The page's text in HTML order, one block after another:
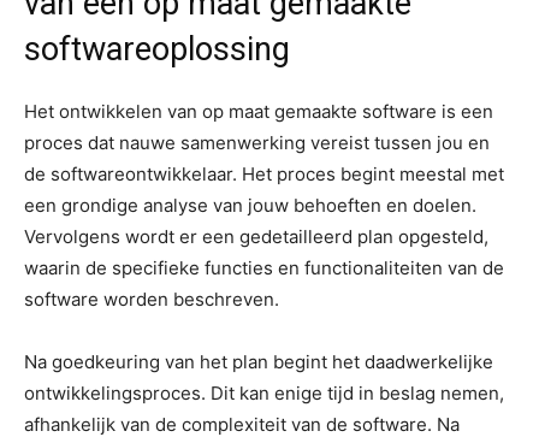
softwareoplossing
Het ontwikkelen van op maat gemaakte software is een
proces dat nauwe samenwerking vereist tussen jou en
de softwareontwikkelaar. Het proces begint meestal met
een grondige analyse van jouw behoeften en doelen.
Vervolgens wordt er een gedetailleerd plan opgesteld,
waarin de specifieke functies en functionaliteiten van de
software worden beschreven.
Na goedkeuring van het plan begint het daadwerkelijke
ontwikkelingsproces. Dit kan enige tijd in beslag nemen,
afhankelijk van de complexiteit van de software. Na